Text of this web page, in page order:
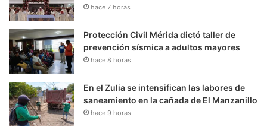
hace 7 horas
Protección Civil Mérida dictó taller de
prevención sísmica a adultos mayores
hace 8 horas
En el Zulia se intensifican las labores de
saneamiento en la cañada de El Manzanillo
hace 9 horas